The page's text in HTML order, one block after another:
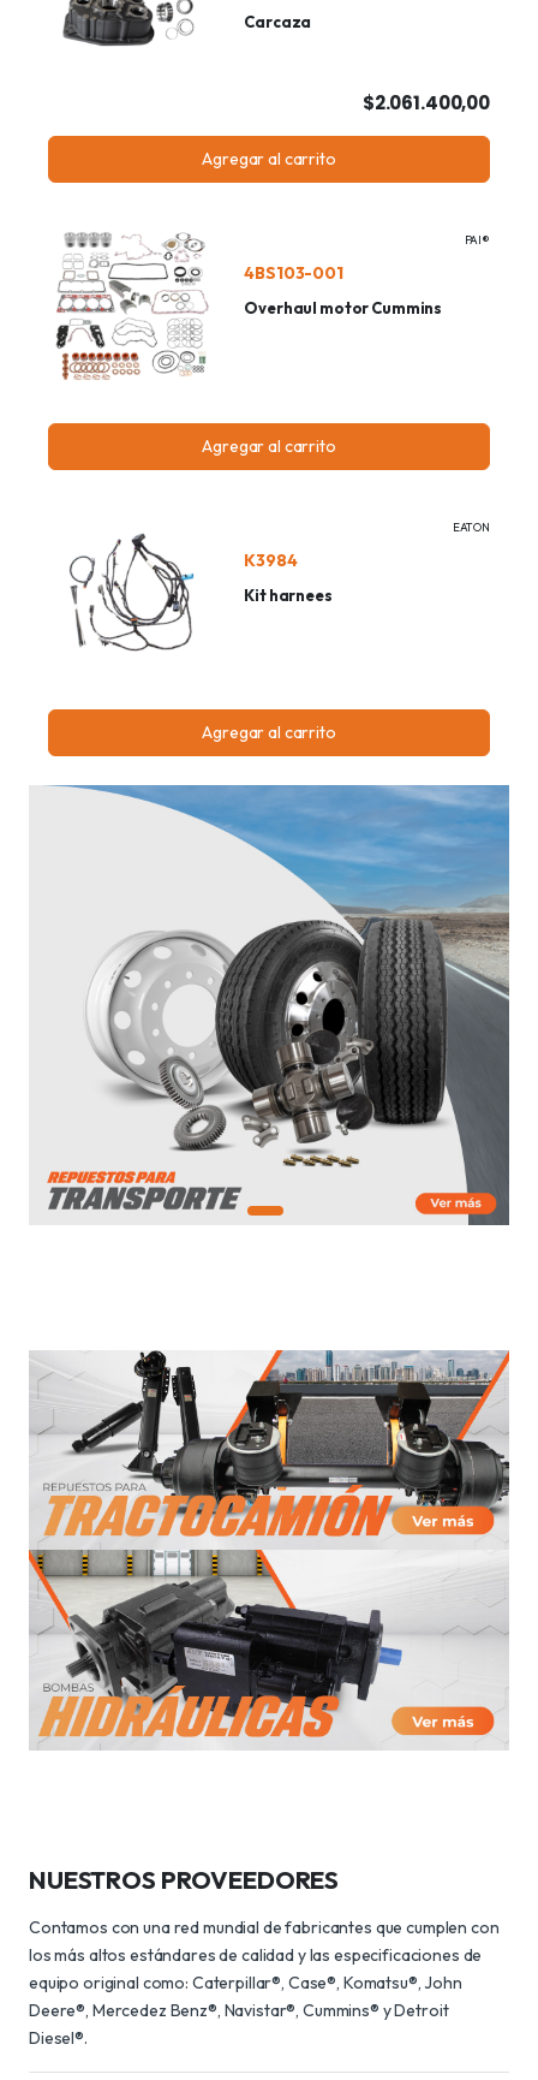
Carcaza
$2.061.400,00
Agregar al carrito
PAI®
4BS103-001
Overhaul motor Cummins
Agregar al carrito
EATON
K3984
Kit harnees
Agregar al carrito
NUESTROS PROVEEDORES
Contamos con una red mundial de fabricantes que cumplen con
los más altos estándares de calidad y las especificaciones de
equipo original como: Caterpillar®, Case®, Komatsu®, John
Deere®, Mercedez Benz®, Navistar®, Cummins® y Detroit
Diesel®.